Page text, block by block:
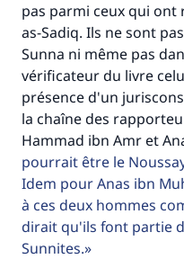
pas parmi ceux qui ont
as-Sadiq. Ils ne sont
Sunna ni même pas
vérificateur du livre
présence d'un
la chaîne des
Hammad ibn Amr et
pourrait être le
Idem pour Anas ibn
à ces deux hommes
dirait qu'ils font partie
Sunnites.
Faites une
millions de
Aidez nous à
Le Messager
"Celui qui indique
même